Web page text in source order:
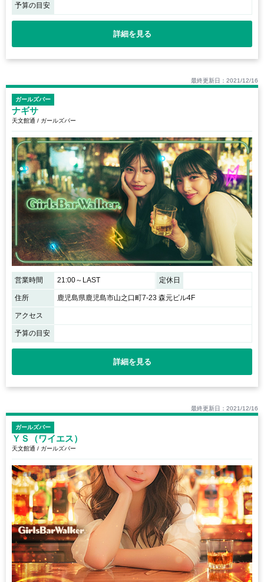
予算の目安
詳細を見る
最終更新日：2021/12/16
ガールズバー
ナギサ
天文館通 / ガールズバー
営業時間 21:00～LAST 定休日
住所 鹿児島県鹿児島市山之口町7-23 森元ビル4F
アクセス
予算の目安
詳細を見る
最終更新日：2021/12/16
ガールズバー
ＹＳ（ワイエス）
天文館通 / ガールズバー